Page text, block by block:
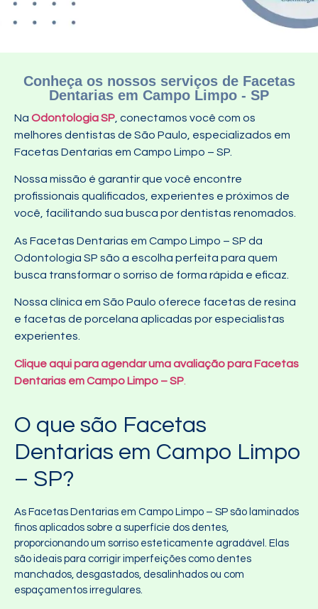
Conheça os nossos serviços de Facetas
Dentarias em Campo Limpo - SP
Na Odontologia SP , conectamos você com os
melhores dentistas de São Paulo, especializados em
Facetas Dentarias em Campo Limpo – SP.
Nossa missão é garantir que você encontre
profissionais qualificados, experientes e próximos de
você, facilitando sua busca por dentistas renomados.
As Facetas Dentarias em Campo Limpo – SP da
Odontologia SP são a escolha perfeita para quem
busca transformar o sorriso de forma rápida e eficaz.
Nossa clínica em São Paulo oferece facetas de resina
e facetas de porcelana aplicadas por especialistas
experientes.
Clique aqui para agendar uma avaliação para Facetas
Dentarias em Campo Limpo – SP
O que são Facetas
Dentarias em Campo Limpo
– SP?
As Facetas Dentarias em Campo Limpo – SP são laminados
finos aplicados sobre a superfície dos dentes,
proporcionando um sorriso esteticamente agradável. Elas
são ideais para corrigir imperfeições como dentes
manchados, desgastados, desalinhados ou com
espaçamentos irregulares.